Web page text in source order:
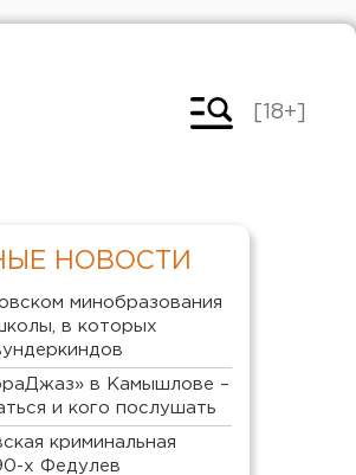
[18+]
НОВОСТИ
минобразования
в которых
в Камышлове –
и кого послушать
криминальная
х Федулев